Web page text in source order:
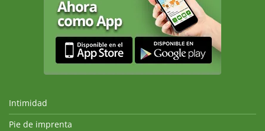
Intimidad
Pie de imprenta